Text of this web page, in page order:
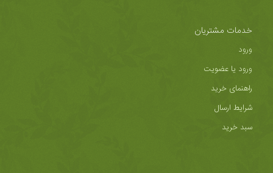
خدمات مشتریان
ورود
ورود یا عضویت
راهنمای خرید
شرایط ارسال
سبد خرید